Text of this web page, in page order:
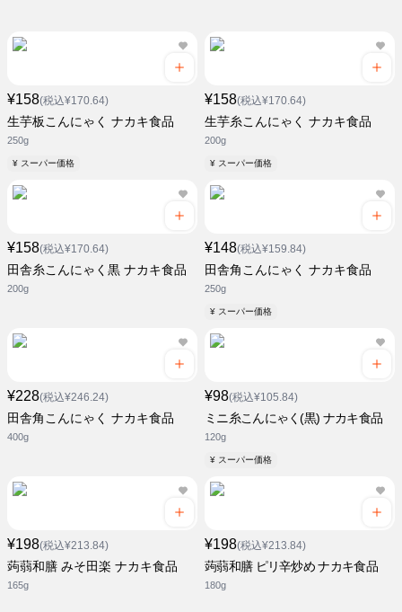
¥158(税込¥170.64)
生芋板こんにゃく ナカキ食品
250g
¥ スーパー価格
¥158(税込¥170.64)
生芋糸こんにゃく ナカキ食品
200g
¥ スーパー価格
¥158(税込¥170.64)
田舎糸こんにゃく黒 ナカキ食品
200g
¥148(税込¥159.84)
田舎角こんにゃく ナカキ食品
250g
¥ スーパー価格
¥228(税込¥246.24)
田舎角こんにゃく ナカキ食品
400g
¥98(税込¥105.84)
ミニ糸こんにゃく(黒) ナカキ食品
120g
¥ スーパー価格
¥198(税込¥213.84)
蒟蒻和膳 みそ田楽 ナカキ食品
165g
¥198(税込¥213.84)
蒟蒻和膳 ピリ辛炒め ナカキ食品
180g